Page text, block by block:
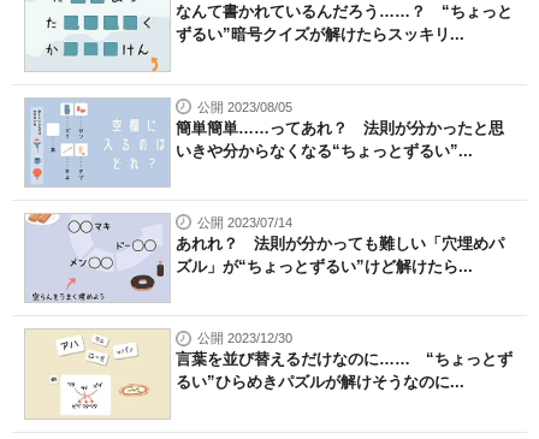
なんて書かれているんだろう……？ “ちょっと
ずるい”暗号クイズが解けたらスッキリ...
公開 2023/08/05
簡単簡単……ってあれ？ 法則が分かったと思
いきや分からなくなる“ちょっとずるい”...
公開 2023/07/14
あれれ？ 法則が分かっても難しい「穴埋めパ
ズル」が“ちょっとずるい”けど解けたら...
公開 2023/12/30
言葉を並び替えるだけなのに…… “ちょっとず
るい”ひらめきパズルが解けそうなのに...